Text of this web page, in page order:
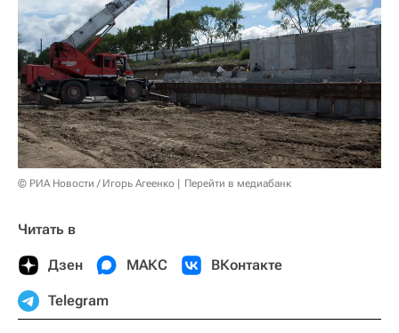
© РИА Новости / Игорь Агеенко Перейти в медиабанк
Читать в
Дзен МАКС ВКонтакте
Telegram